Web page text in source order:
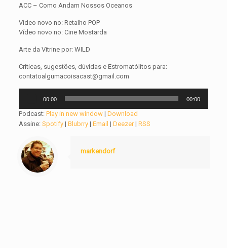
ACC – Como Andam Nossos Oceanos
Vídeo novo no: Retalho POP
Vídeo novo no: Cine Mostarda
Arte da Vitrine por: WILD
Críticas, sugestões, dúvidas e Estromatólitos para:
contatoalgumacoisacast@gmail.com
áudio
00:00 00:00
Podcast:Play in new window |Download
Assine:Spotify |Blubrry |Email |Deezer|RSS
markendorf